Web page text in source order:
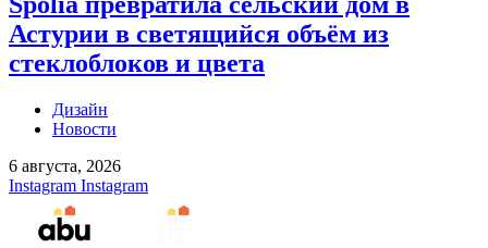
Астурии в светящийся объём из
стеклоблоков и цвета
Дизайн
Новости
6 августа, 2026
Instagram Instagram